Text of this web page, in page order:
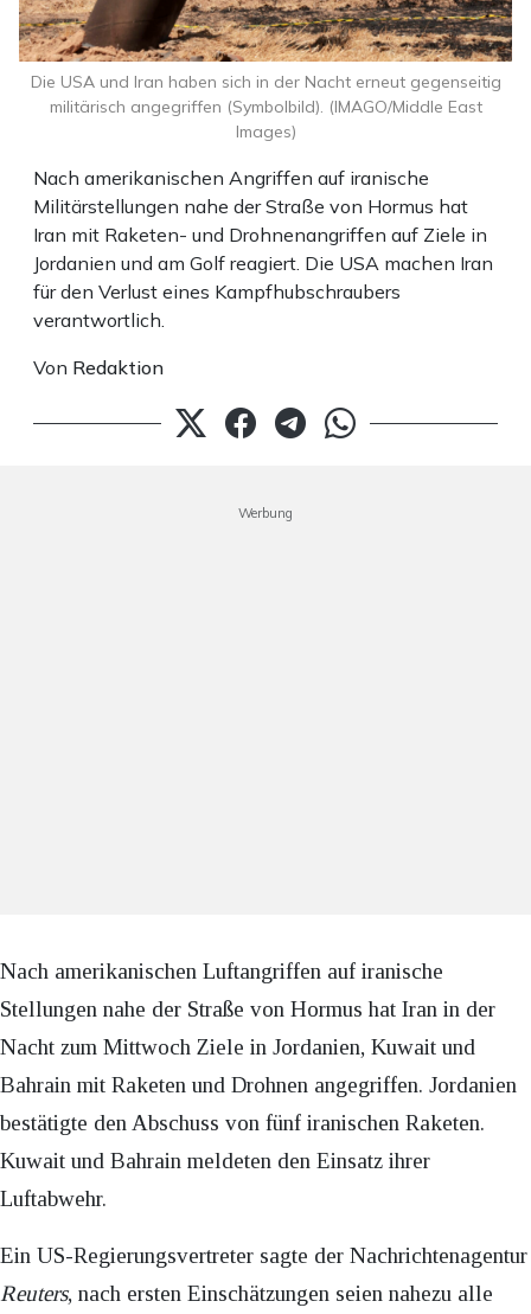
Nach amerikanischen Angriffen auf iranische
Militärstellungen nahe der Straße von Hormus hat
Iran mit Raketen- und Drohnenangriffen auf Ziele in
Jordanien und am Golf reagiert. Die USA machen Iran
für den Verlust eines Kampfhubschraubers
verantwortlich.
Von Redaktion
Die USA und Iran haben sich in der Nacht erneut gegenseitig
militärisch angegriffen (Symbolbild). (IMAGO/Middle East
Images)
Werbung
Nach amerikanischen Luftangriffen auf iranische
Stellungen nahe der Straße von Hormus hat Iran in der
Nacht zum Mittwoch Ziele in Jordanien, Kuwait und
Bahrain mit Raketen und Drohnen angegriffen. Jordanien
bestätigte den Abschuss von fünf iranischen Raketen.
Kuwait und Bahrain meldeten den Einsatz ihrer
Luftabwehr.
Ein US-Regierungsvertreter sagte der Nachrichtenagentur
Reuters, nach ersten Einschätzungen seien nahezu alle